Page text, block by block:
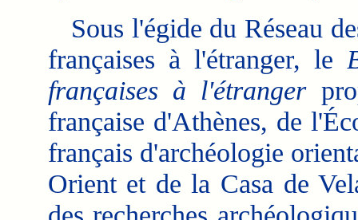
Sous l'égide du Réseau
françaises à l'étranger, le
françaises à l'étranger
française d'Athènes, de
français d'archéologie
Orient et de la Casa de